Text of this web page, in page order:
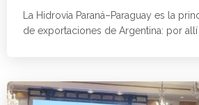
La Hidrovía Paraná–Paraguay es la
de exportaciones de Argentina: por